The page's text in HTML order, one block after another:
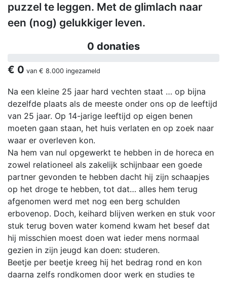
puzzel te leggen. Met de glimlach naar
een (nog) gelukkiger leven.
0 donaties
€ 0 van € 8.000 ingezameld
Na een kleine 25 jaar hard vechten staat … op bijna
dezelfde plaats als de meeste onder ons op de leeftijd
van 25 jaar. Op 14-jarige leeftijd op eigen benen
moeten gaan staan, het huis verlaten en op zoek naar
waar er overleven kon.
Na hem van nul opgewerkt te hebben in de horeca en
zowel relationeel als zakelijk schijnbaar een goede
partner gevonden te hebben dacht hij zijn schaapjes
op het droge te hebben, tot dat… alles hem terug
afgenomen werd met nog een berg schulden
erbovenop. Doch, keihard blijven werken en stuk voor
stuk terug boven water komend kwam het besef dat
hij misschien moest doen wat ieder mens normaal
gezien in zijn jeugd kan doen: studeren.
Beetje per beetje kreeg hij het bedrag rond en kon
daarna zelfs rondkomen door werk en studies te